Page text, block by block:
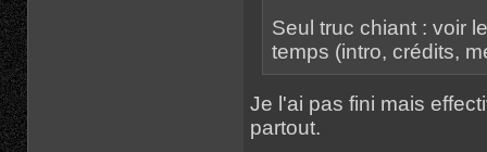
Seul truc chiant : voir
temps (intro, crédits,
Je l'ai pas fini mais
partout.